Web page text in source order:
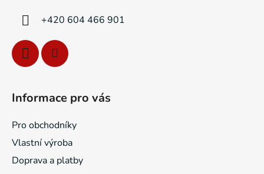
+420 604 466 901
Informace pro vás
Pro obchodníky
Vlastní výroba
Doprava a platby